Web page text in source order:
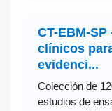
CT-EBM-
clínicos
evidenci...
Colección de
estudios de